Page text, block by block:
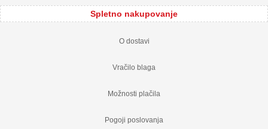
Spletno nakupovanje
O dostavi
Vračilo blaga
Možnosti plačila
Pogoji poslovanja